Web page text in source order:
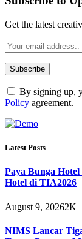
Get the latest
By signing up,
Policy agreement.
Latest Posts
Paya Bunga
Hotel di TIA2026
August 9, 20262K
NIMS Lancar